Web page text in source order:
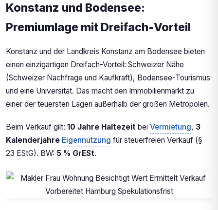
Konstanz und Bodensee:
Premiumlage mit Dreifach-Vorteil
Konstanz und der Landkreis Konstanz am Bodensee bieten
einen einzigartigen Dreifach-Vorteil: Schweizer Nähe
(Schweizer Nachfrage und Kaufkraft), Bodensee-Tourismus
und eine Universität. Das macht den Immobilienmarkt zu
einer der teuersten Lagen außerhalb der großen Metropolen.
Beim Verkauf gilt: 10 Jahre Haltezeit bei Vermietung, 3
Kalenderjahre Eigennutzung für steuerfreien Verkauf (§
23 EStG). BW: 5 % GrESt.